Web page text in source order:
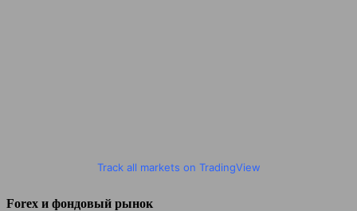
Track all markets on TradingView
Forex и фондовый рынок